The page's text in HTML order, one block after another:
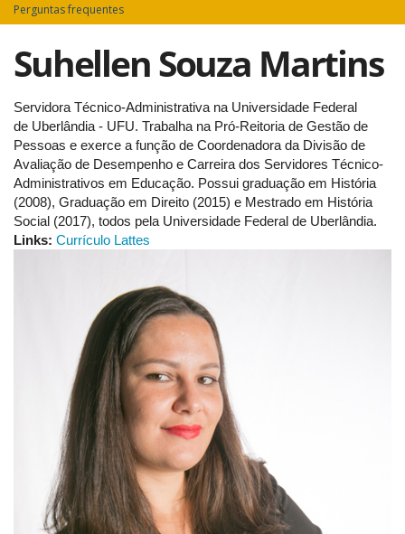
Perguntas frequentes
Suhellen Souza Martins
Servidora Técnico-Administrativa na Universidade Federal
de Uberlândia - UFU. Trabalha na Pró-Reitoria de Gestão de
Pessoas e exerce a função de Coordenadora da Divisão de
Avaliação de Desempenho e Carreira dos Servidores Técnico-
Administrativos em Educação. Possui graduação em História
(2008), Graduação em Direito (2015) e Mestrado em História
Social (2017), todos pela Universidade Federal de Uberlândia.
Links: Currículo Lattes